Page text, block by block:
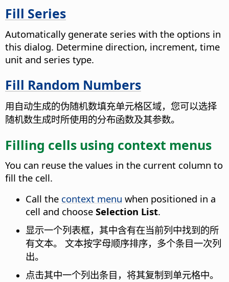
Fill Series
Automatically generate series with the options in
this dialog. Determine direction, increment, time
unit and series type.
Fill Random Numbers
用自动生成的伪随机数填充单元格区域，您可以选择
随机数生成时所使用的分布函数及其参数。
Filling cells using context menus
You can reuse the values in the current column to
fill the cell.
Call the context menu when positioned in a
cell and choose Selection List.
显示一个列表框，其中含有在当前列中找到的所
有文本。
文本按字母顺序排序，多个条目一次列
出。
点击其中一个列出条目，将其复制到单元格中。